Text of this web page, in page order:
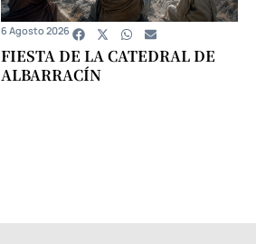
FIESTA DE LA CATEDRAL DE
ALBARRACÍN
6 Agosto 2026